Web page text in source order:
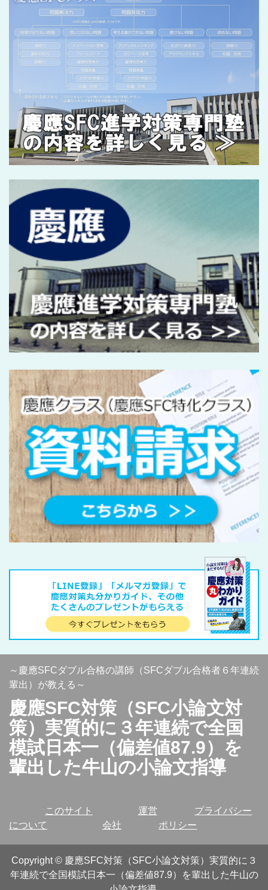
～慶應SFCダブル合格の講師（SFCダブル合格者６年連続
輩出）が教える～
慶應SFC対策（SFC小論文対
策）実質的に３年連続で全国
模試日本一（偏差値87.9）を
輩出した牛山の小論文指導
このサイト
について
運営
会社
プライバシー
ポリシー
Copyright© 慶應SFC対策（SFC小論文対策）実質的に３
年連続で全国模試日本一（偏差値87.9）を輩出した牛山の